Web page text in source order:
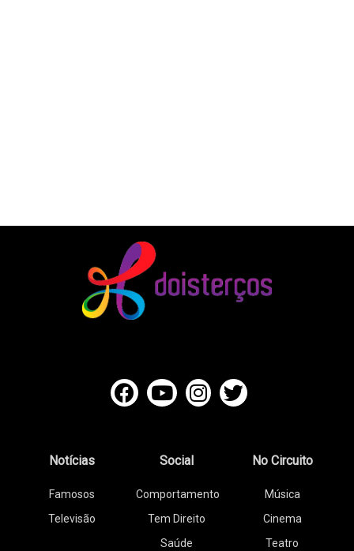
Notícias
Famosos
Televisão
Social
Comportamento
Tem Direito
Saúde
No Circuito
Música
Cinema
Teatro